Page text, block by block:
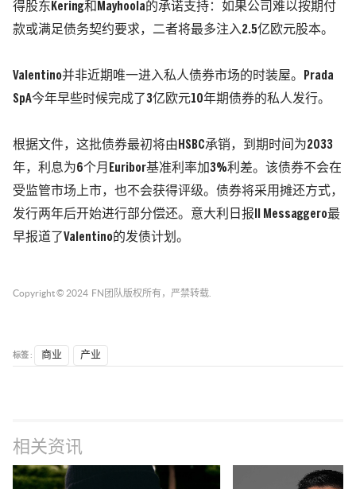
得股东Kering和Mayhoola的承诺支持：如果公司难以按期付
款或满足债务契约要求，二者将最多注入2.5亿欧元股本。
Valentino并非近期唯一进入私人债券市场的时装屋。Prada
SpA今年早些时候完成了3亿欧元10年期债券的私人发行。
根据文件，这批债券最初将由HSBC承销，到期时间为2033
年，利息为6个月Euribor基准利率加3%利差。 该债券不会在
受监管市场上市，也不会获得评级。债券将采用摊还方式，
发行两年后开始进行部分偿还。意大利日报Il Messaggero最
早报道了Valentino的发债计划。
Copyright © 2024 FN团队 版权所有，严禁转载.
标签 : 商业 产业
相关资讯